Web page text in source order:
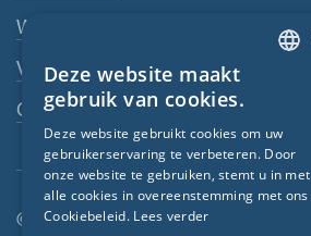
Webshop
Vakhandelaar
Contactpersoon
© SIGA 2026
FRENCH
CZECH
Deze website maakt
gebruik van cookies.
Deze website gebruikt cookies om uw
gebruikerservaring te verbeteren. Door
onze website te gebruiken, stemt u in met
alle cookies in overeenstemming met ons
Cookiebeleid. Lees verder